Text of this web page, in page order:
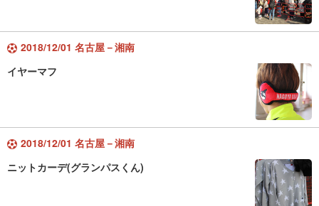
2018/12/01 名古屋－湘南
イヤーマフ
2018/12/01 名古屋－湘南
ニットカーデ(グランパスくん)